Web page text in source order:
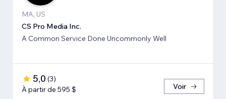
MA, US
CS Pro Media Inc.
A Common Service Done Uncommonly Well
5,0 (3)
À partir de 595 $
Voir